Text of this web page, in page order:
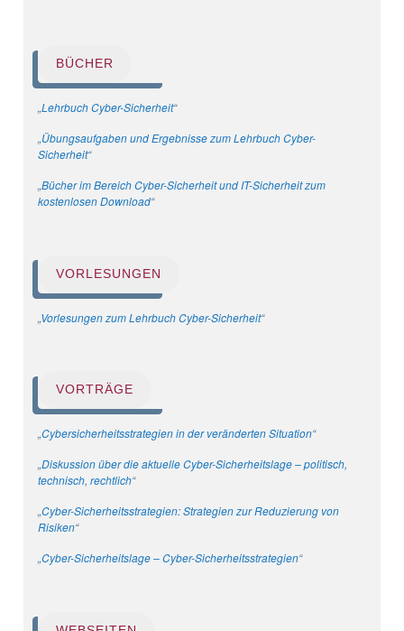
BÜCHER
„Lehrbuch Cyber-Sicherheit“
„Übungsaufgaben und Ergebnisse zum Lehrbuch Cyber-
Sicherheit“
„Bücher im Bereich Cyber-Sicherheit und IT-Sicherheit zum
kostenlosen Download“
VORLESUNGEN
„Vorlesungen zum Lehrbuch Cyber-Sicherheit“
VORTRÄGE
„Cybersicherheitsstrategien in der veränderten Situation“
„Diskussion über die aktuelle Cyber-Sicherheitslage – politisch,
technisch, rechtlich“
„Cyber-Sicherheitsstrategien: Strategien zur Reduzierung von
Risiken“
„Cyber-Sicherheitslage – Cyber-Sicherheitsstrategien“